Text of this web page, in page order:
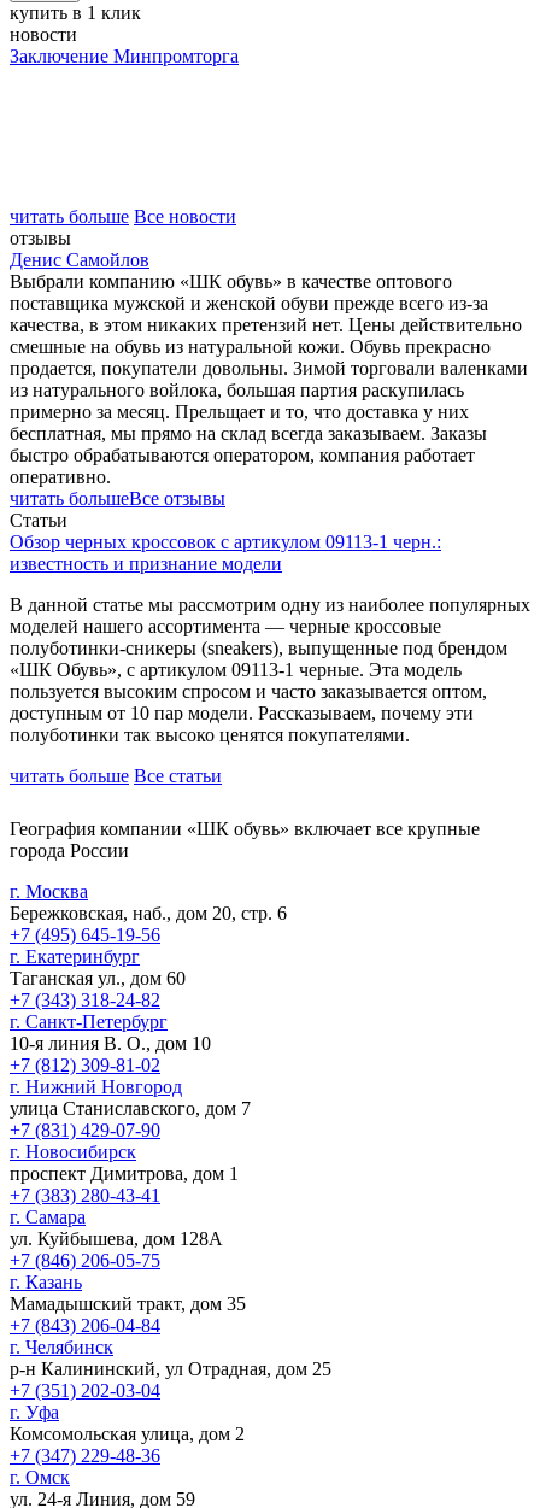
купить в 1 клик
новости
Заключение Минпромторга
читать больше Все новости
отзывы
Денис Самойлов
Выбрали компанию «ШК обувь» в качестве оптового
поставщика мужской и женской обуви прежде всего из-за
качества, в этом никаких претензий нет. Цены действительно
смешные на обувь из натуральной кожи. Обувь прекрасно
продается, покупатели довольны. Зимой торговали валенками
из натурального войлока, большая партия раскупилась
примерно за месяц. Прельщает и то, что доставка у них
бесплатная, мы прямо на склад всегда заказываем. Заказы
быстро обрабатываются оператором, компания работает
оперативно.
читать большеВсе отзывы
Статьи
Обзор черных кроссовок с артикулом 09113-1 черн.:
известность и признание модели
В данной статье мы рассмотрим одну из наиболее популярных
моделей нашего ассортимента — черные кроссовые
полуботинки-сникеры (sneakers), выпущенные под брендом
«ШК Обувь», с артикулом 09113-1 черные. Эта модель
пользуется высоким спросом и часто заказывается оптом,
доступным от 10 пар модели. Рассказываем, почему эти
полуботинки так высоко ценятся покупателями.
читать больше Все статьи
География компании «ШК обувь» включает все крупные
города России
г. Москва
Бережковская, наб., дом 20, стр. 6
+7 (495) 645-19-56
г. Екатеринбург
Таганская ул., дом 60
+7 (343) 318-24-82
г. Санкт-Петербург
10-я линия В. О., дом 10
+7 (812) 309-81-02
г. Нижний Новгород
улица Станиславского, дом 7
+7 (831) 429-07-90
г. Новосибирск
проспект Димитрова, дом 1
+7 (383) 280-43-41
г. Самара
ул. Куйбышева, дом 128А
+7 (846) 206-05-75
г. Казань
Мамадышский тракт, дом 35
+7 (843) 206-04-84
г. Челябинск
р-н Калининский, ул Отрадная, дом 25
+7 (351) 202-03-04
г. Уфа
Комсомольская улица, дом 2
+7 (347) 229-48-36
г. Омск
ул. 24-я Линия, дом 59